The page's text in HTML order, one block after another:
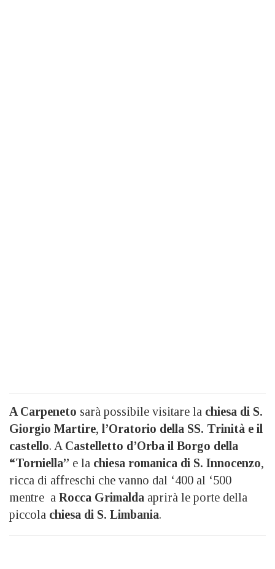
A Carpeneto sarà possibile visitare la chiesa di S.
Giorgio Martire, l’Oratorio della SS. Trinità e il
castello. A Castelletto d’Orba il Borgo della
“Torniella” e la chiesa romanica di S. Innocenzo,
ricca di affreschi che vanno dal ‘400 al ‘500
mentre a Rocca Grimalda aprirà le porte della
piccola chiesa di S. Limbania.